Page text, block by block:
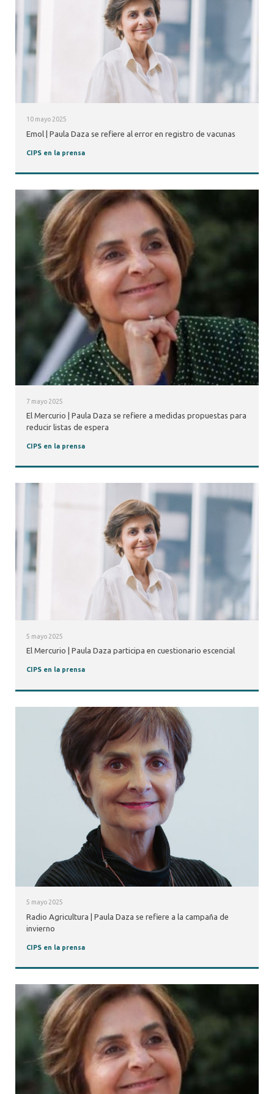
10 mayo 2025
Emol | Paula Daza se refiere al error en registro de vacunas
CIPS en la prensa
7 mayo 2025
El Mercurio | Paula Daza se refiere a medidas propuestas para
reducir listas de espera
CIPS en la prensa
5 mayo 2025
El Mercurio | Paula Daza participa en cuestionario escencial
CIPS en la prensa
5 mayo 2025
Radio Agricultura | Paula Daza se refiere a la campaña de
invierno
CIPS en la prensa